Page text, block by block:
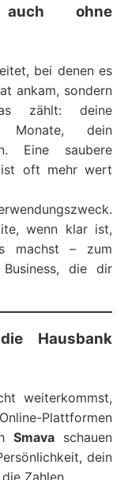
ohne
bei denen es
ankam, sondern
zählt: deine
Monate, dein
Eine saubere
ist oft mehr wert
wenn klar ist,
machst – zum
die dir
Hausbank
weiterkommst,
Plattformen
Smava schauen
dein